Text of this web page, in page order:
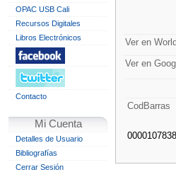
OPAC USB Cali
Recursos Digitales
Libros Electrónicos
Contacto
Mi Cuenta
Detalles de Usuario
Bibliografías
Cerrar Sesión
Ver en
Ver en
CodBarras
0000107838